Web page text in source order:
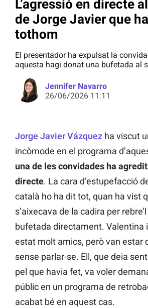
L’agressió en directe
de Jorge Javier que
tothom
El presentador ha expulsat la
aquesta hagi donat una bufetada al
Jennifer Navarro
26/06/2026 11:11
Jorge Javier Vázquez ha viscut
incòmode en el programa
una de les convidades ha
directe. La cara d’estupefacció
català ho ha dit tot, quan ha vist
s’aixecava de la cadira per
bufetada directament. Valentina
estat molt amics, però van estar
sense parlar-se. Ell, que deia
pel que havia fet, va voler
públic en un programa de
acabat bé en aquest cas.